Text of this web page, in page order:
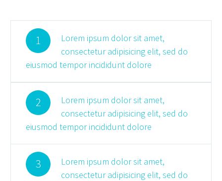
1
Lorem ipsum dolor sit amet,
consectetur adipisicing elit, sed do
eiusmod tempor incididunt dolore
2
Lorem ipsum dolor sit amet,
consectetur adipisicing elit, sed do
eiusmod tempor incididunt dolore
3
Lorem ipsum dolor sit amet,
consectetur adipisicing elit, sed do